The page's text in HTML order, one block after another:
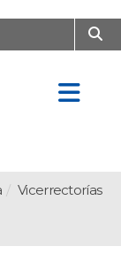
Vicerrectorías